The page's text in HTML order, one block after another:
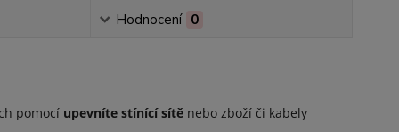
Hodnocení 0
pomocí upevníte stínící sítěnebo zboží či kabely